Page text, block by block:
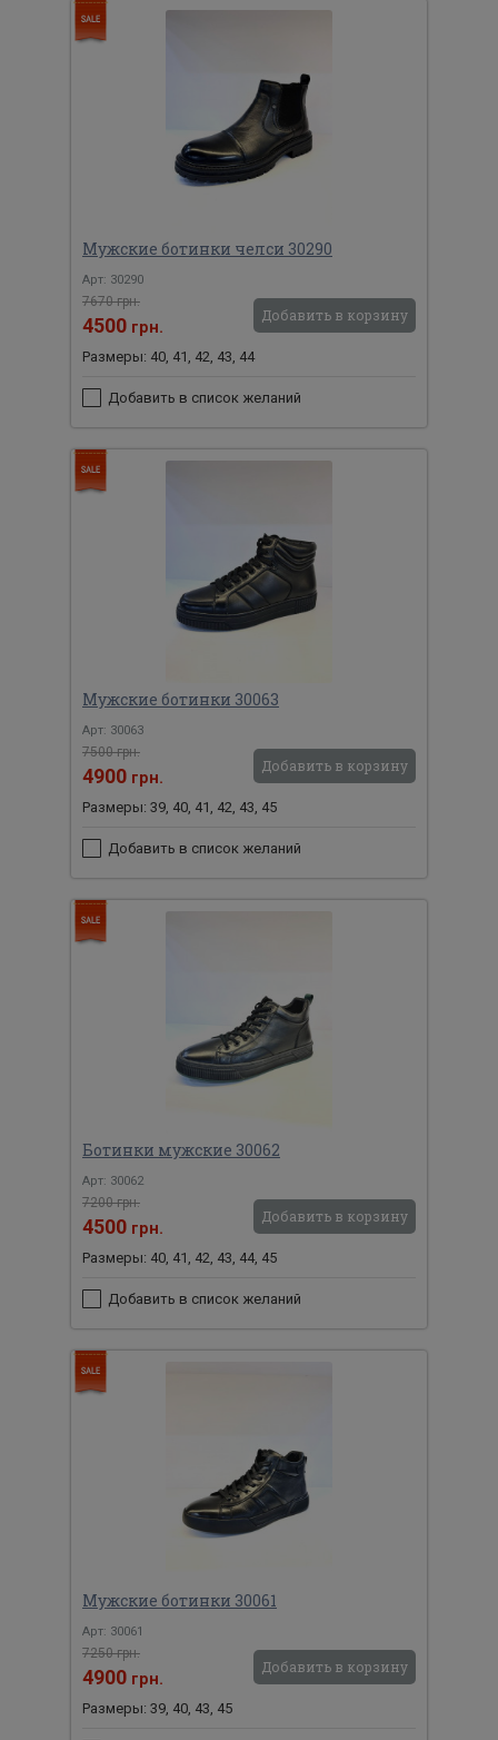
Мужские ботинки челси 30290
Арт: 30290
7670 грн.
4500 грн.
Добавить в корзину
Размеры: 40, 41, 42, 43, 44
Добавить в список желаний
Мужские ботинки 30063
Арт: 30063
7500 грн.
4900 грн.
Добавить в корзину
Размеры: 39, 40, 41, 42, 43, 45
Добавить в список желаний
Ботинки мужские 30062
Арт: 30062
7200 грн.
4500 грн.
Добавить в корзину
Размеры: 40, 41, 42, 43, 44, 45
Добавить в список желаний
Мужские ботинки 30061
Арт: 30061
7250 грн.
4900 грн.
Добавить в корзину
Размеры: 39, 40, 43, 45